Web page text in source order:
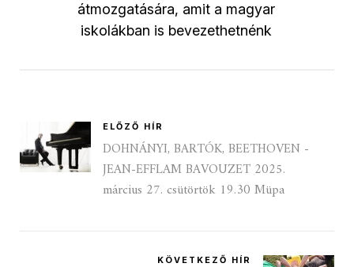
átmozgatására, amit a magyar
iskolákban is bevezethetnénk
ELŐZŐ HÍR
DOHNÁNYI, BARTÓK, BEETHOVEN -
JEAN-EFFLAM BAVOUZET 2025.
március 27. csütörtök 19.30 Müpa
KÖVETKEZŐ HÍR